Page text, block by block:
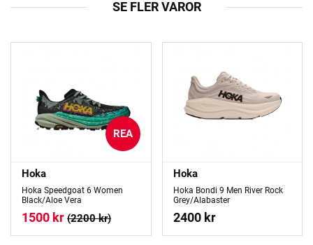
SE FLER VAROR
REA
Hoka
Hoka Speedgoat 6 Women
Black/Aloe Vera
1500 kr (2200 kr)
Hoka
Hoka Bondi 9 Men River Rock
Grey/Alabaster
2400 kr